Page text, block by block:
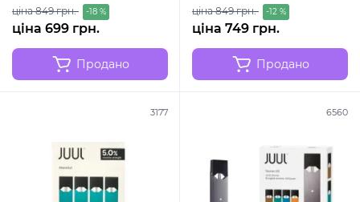
ціна 849 грн. -18 %
ціна 699 грн.
Продано
ціна 849 грн. -12 %
ціна 749 грн.
Продано
3177 6560